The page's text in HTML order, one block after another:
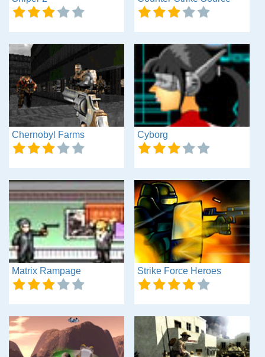
Chernobyl Farms Cyborg
Matrix Rampage Strike Force Heroes